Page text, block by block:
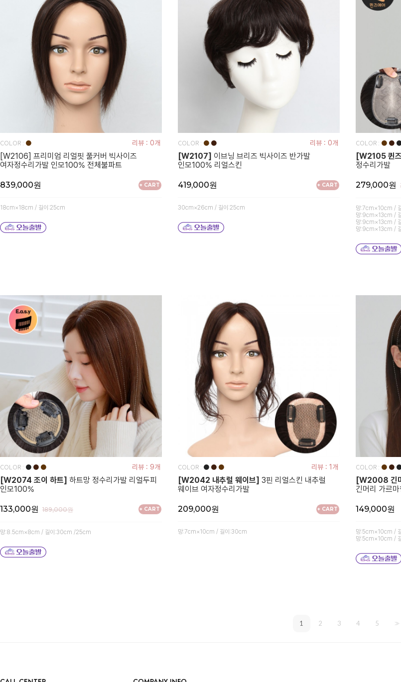
COLOR : ● 리뷰 : 0개
[W2106] 프리미엄 리얼핏 풀커버 빅사이즈
여자정수리가발 인모100% 전체불파트
839,000원 + CART
18cm×18cm / 길이:25cm
COLOR : ● ● 리뷰 : 0개
[W2107] 이브닝 브리즈 빅사이즈 반가발
인모100% 리얼스킨
419,000원 + CART
30cm×26cm / 길이:25cm
COLOR : ● ●
[W2105 퀸
정수리가발
279,000원
망:7cm×10cm /
망:9cm×13cm /
망:9cm×13cm /
망:9cm×13cm /
COLOR : ● ● ● 리뷰 : 9개
[W2074 조이 하트] 하트망 정수리가발 리얼두피
인모100%
133,000원 189,000원 + CART
망:8.5cm×8cm / 길이:30cm /25cm
COLOR : ● ● ● 리뷰 : 1개
[W2042 내추럴 웨이브] 3핀 리얼스킨 내추럴
웨이브 여자정수리가발
209,000원 + CART
망:7cm×10cm / 길이:30cm
COLOR : ● ●
[W2008 긴
긴머리 가르
149,000원
망:5cm×10cm /
망:5cm×10cm /
1 2 3 4 5 >>